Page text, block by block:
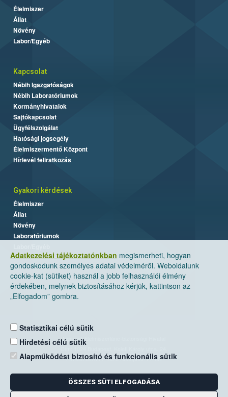
Adatkezelési tájékoztatónkban megismerheti, hogyan
gondoskodunk személyes adatai védelméről. Weboldalunk
cookie-kat (sütiket) használ a jobb felhasználói élmény
érdekében, melynek biztosításához kérjük, kattintson az
„Elfogadom” gombra.
Statisztikai célú sütik
Hirdetési célú sütik
Alapműködést biztosító és funkcionális sütik
ÖSSZES SÜTI ELFOGADÁSA
Élelmiszer
Állat
Növény
Labor/Egyéb
Kapcsolat
Nébih Igazgatóságok
Nébih Laboratóriumok
Kormányhivatalok
Sajtókapcsolat
Ügyfélszolgálat
Hatósági jogsegély
Élelmiszermentő Központ
Hírlevél feliratkozás
Gyakori kérdések
Élelmiszer
Állat
Növény
Laboratóriumok
Nemzeti Élelmiszerlánc-biztonsági Hivatal
Levelezési cím: 1525 Budapest. Pf. 30.
E-mail:ugyfelszolgalat@nebih.gov.hu